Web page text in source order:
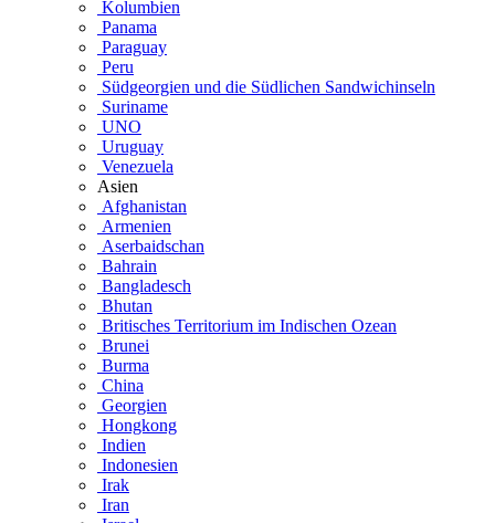
Kolumbien
Panama
Paraguay
Peru
Südgeorgien und die Südlichen Sandwichinseln
Suriname
UNO
Uruguay
Venezuela
Asien
Afghanistan
Armenien
Aserbaidschan
Bahrain
Bangladesch
Bhutan
Britisches Territorium im Indischen Ozean
Brunei
Burma
China
Georgien
Hongkong
Indien
Indonesien
Irak
Iran